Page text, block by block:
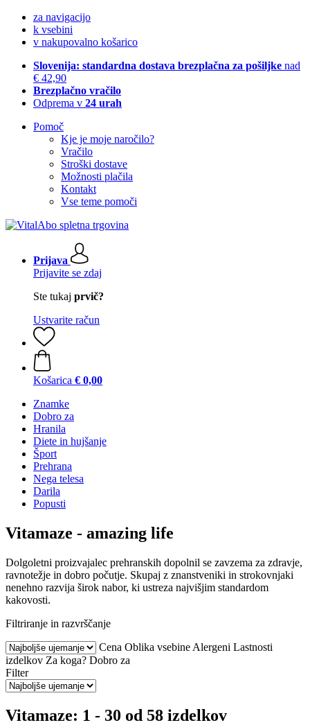
za navigacijo
k vsebini
v nakupovalno košarico
Slovenija: standardna dostava brezplačna za pošiljke nad
€ 42,90
Brezplačno vračilo
Odprema v 24 urah
Pomoč
Kje je moje naročilo?
Vračilo
Stroški dostave
Možnosti plačila
Kontakt
Vse teme pomoči
Prijava
Prijavite se zdaj
Ste tukaj prvič?
Ustvarite račun
Košarica € 0,00
Znamke
Dobro za
Hranila
Diete in hujšanje
Šport
Prehrana
Nega telesa
Darila
Popusti
Vitamaze - amazing life
Dolgoletni proizvajalec prehranskih dopolnil se zavzema za zdravje,
ravnotežje in dobro počutje. Skupaj z znanstveniki in strokovnjaki
nenehno razvija širok nabor, ki ustreza najvišjim standardom
kakovosti.
Filtriranje in razvrščanje
Cena Oblika vsebine Alergeni Lastnosti
izdelkov Za koga? Dobro za
Filter
Vitamaze: 1 - 30 od 58 izdelkov